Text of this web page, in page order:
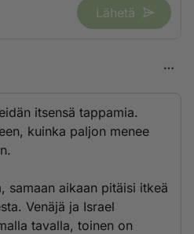
Lähetä
itsensä tappamia.
kuinka paljon menee
samaan aikaan pitäisi itkeä
Venäjä ja Israel
tavalla, toinen on